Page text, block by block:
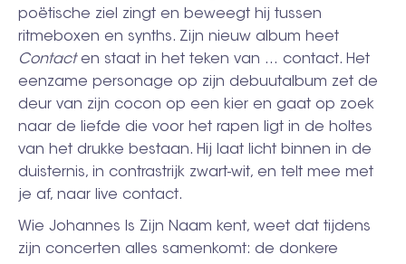
poëtische ziel zingt en beweegt hij tussen
ritmeboxen en synths. Zijn nieuw album heet
Contacten staat in het teken van … contact. Het
eenzame personage op zijn debuutalbum zet de
deur van zijn cocon op een kier en gaat op zoek
naar de liefde die voor het rapen ligt in de holtes
van het drukke bestaan. Hij laat licht binnen in de
duisternis, in contrastrijk zwart-wit, en telt mee met
je af, naar live contact.
Wie Johannes Is Zijn Naam kent, weet dat tijdens
zijn concerten alles samenkomt: de donkere